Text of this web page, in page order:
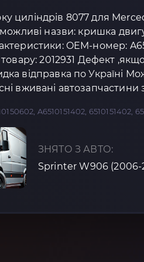
циліндрів 8077 для
можливі назви: кришка
OEM-номер:
2012931 Дефект
відправка по Україні
вживані
A6510151402, 6510151402,
ЗНЯТО З АВТО:
Sprinter W906 (2006-